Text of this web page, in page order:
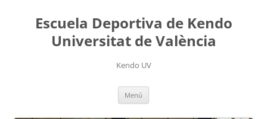
contenidoEscuela Deportiva de Kendo
Universitat de València
Kendo UV
Menú